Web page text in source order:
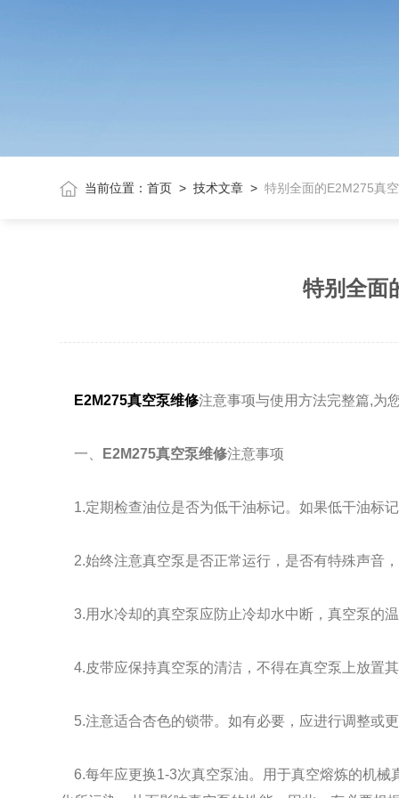
当前位置：首页 >技术文章 >特别全面的E2M275真
特别全面
E2M275真空泵维修注意事项与使用方法完整篇,为
一、 E2M275真空泵维修注意事项
1.定期检查油位是否为低干油标记。如果低干油标
2.始终注意真空泵是否正常运行，是否有特殊声音
3.用水冷却的真空泵应防止冷却水中断，真空泵的
4.皮带应保持真空泵的清洁，不得在真空泵上放置
5.注意适合杏色的锁带。如有必要，应进行调整或
6.每年应更换1-3次真空泵油。用于真空熔炼的机械